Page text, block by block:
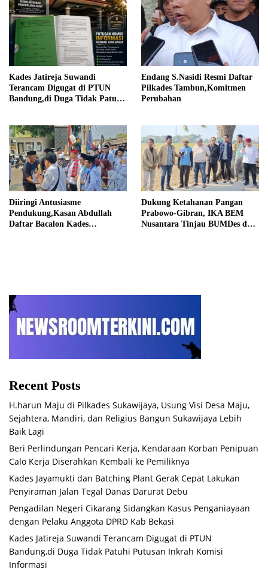
Kades Jatireja Suwandi
Terancam Digugat di PTUN
Bandung,di Duga Tidak Patuhi
Endang S.Nasidi Resmi Daftar
Pilkades Tambun,Komitmen
Perubahan
Diiringi Antusiasme
Pendukung,Kasan Abdullah
Daftar Bacalon Kades
Dukung Ketahanan Pangan
Prabowo-Gibran, IKA BEM
Nusantara Tinjau BUMDes dan
Recent Posts
H.harun Maju di Pilkades Sukawijaya, Usung Visi Desa Maju,
Sejahtera, Mandiri, dan Religius Bangun Sukawijaya Lebih
Baik Lagi
Beri Perlindungan Pencari Kerja, Kendaraan Korban Penipuan
Calo Kerja Diserahkan Kembali ke Pemiliknya
Kades Jayamukti dan Batching Plant Gerak Cepat Lakukan
Penyiraman Jalan Tegal Danas Darurat Debu
Pengadilan Negeri Cikarang Sidangkan Kasus Penganiayaan
dengan Pelaku Anggota DPRD Kab Bekasi
Kades Jatireja Suwandi Terancam Digugat di PTUN
Bandung,di Duga Tidak Patuhi Putusan Inkrah Komisi
Informasi